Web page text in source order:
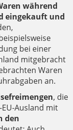
während
eingekauft und
bei einer
mitgebracht
Waren
an.
, die
Ausland mit
den